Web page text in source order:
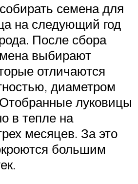
семена для
на следующий год
После сбора
выбирают
отличаются
диаметром
луковицы
в тепле на
месяцев. За это
большим